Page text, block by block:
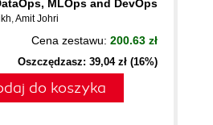
MLOps and DevOps
,Amit Johri
Cena zestawu: 200.63 zł
Oszczędzasz: 39,04 zł (16%)
do koszyka